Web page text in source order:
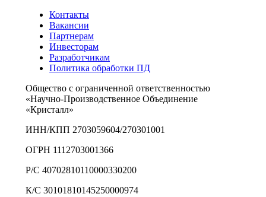
Контакты
Вакансии
Партнерам
Инвесторам
Разработчикам
Политика обработки ПД
Общество с ограниченной ответственностью
«Научно-Производственное Объединение
«Кристалл»
ИНН/КПП 2703059604/270301001
ОГРН 1112703001366
Р/С 40702810110000330200
К/С 30101810145250000974